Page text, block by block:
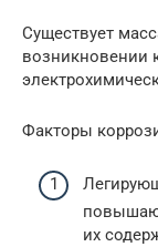
Существует
возникновении
Факторы
их